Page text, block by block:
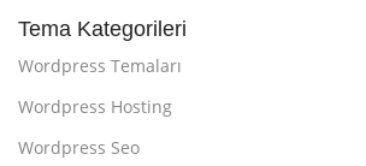
Tema Kategorileri
Wordpress Temaları
Wordpress Hosting
Wordpress Seo